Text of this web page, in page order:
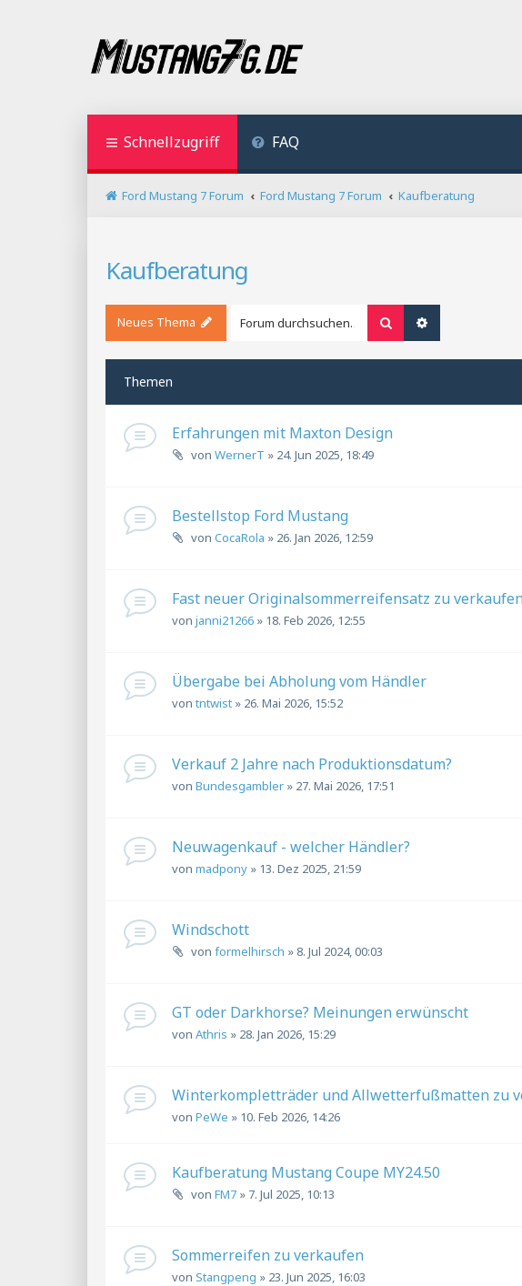
Schnellzugriff FAQ
Ford Mustang 7 Forum Ford Mustang 7 Forum Kaufberatung
Kaufberatung
Neues Thema Suche
Themen
Erfahrungen mit Maxton Design
von WernerT » 24. Jun 2025, 18:49
Bestellstop Ford Mustang
von CocaRola » 26. Jan 2026, 12:59
Fast neuer Originalsommerreifensatz zu verkaufen
von janni21266 » 18. Feb 2026, 12:55
Übergabe bei Abholung vom Händler
von tntwist » 26. Mai 2026, 15:52
Verkauf 2 Jahre nach Produktionsdatum?
von Bundesgambler » 27. Mai 2026, 17:51
Neuwagenkauf - welcher Händler?
von madpony » 13. Dez 2025, 21:59
Windschott
von formelhirsch » 8. Jul 2024, 00:03
GT oder Darkhorse? Meinungen erwünscht
von Athris » 28. Jan 2026, 15:29
Winterkompletträder und Allwetterfußmatten zu
von PeWe » 10. Feb 2026, 14:26
Kaufberatung Mustang Coupe MY24.50
von FM7 » 7. Jul 2025, 10:13
Sommerreifen zu verkaufen
von Stangpeng » 23. Jun 2025, 16:03